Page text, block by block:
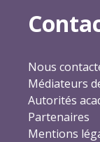
Nous
Médiateurs
Autorités
Partenaires
Mentions